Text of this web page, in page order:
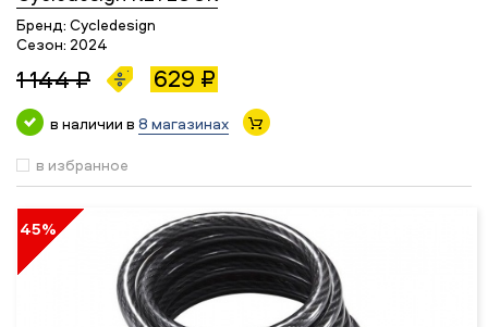
Бренд: Cycledesign
Сезон: 2024
1 144 ₽ 629 ₽
в наличии в 8 магазинах
в избранное
45%